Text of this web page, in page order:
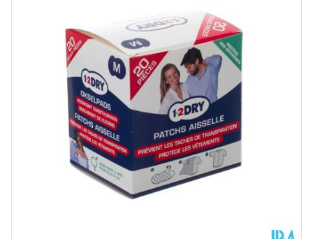
43 mm
Hoeveelheid
Verpakking
100
Dieetbeperkingen
Kamertemperatuur (15°C -
25°C)